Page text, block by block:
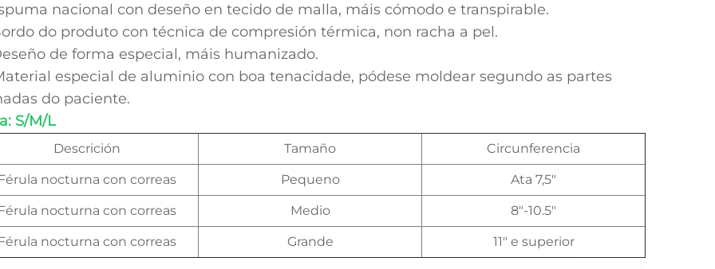
nacional con deseño en tecido de malla, máis cómodo e transpirable.
do produto con técnica de compresión térmica, non racha a pel.
de forma especial, máis humanizado.
especial de aluminio con boa tenacidade, pódese moldear segundo as partes
do paciente.
S/M/L
Descrición Tamaño Circunferencia
nocturna con correas Pequeno Ata 7,5″
nocturna con correas Medio 8"-10.5"
nocturna con correas Grande 11″ e superior